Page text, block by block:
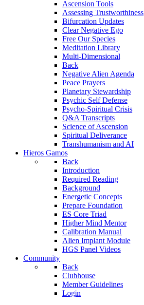
Ascension Tools
Assessing Trustworthiness
Bifurcation Updates
Clear Negative Ego
Free Our Species
Meditation Library
Multi-Dimensional
Back
Negative Alien Agenda
Peace Prayers
Planetary Stewardship
Psychic Self Defense
Psycho-Spiritual Crisis
Q&A Transcripts
Science of Ascension
Spiritual Deliverance
Transhumanism and AI
Hieros Gamos
Back
Introduction
Required Reading
Background
Energetic Concepts
Prepare Foundation
ES Core Triad
Higher Mind Mentor
Calibration Manual
Alien Implant Module
HGS Panel Videos
Community
Back
Clubhouse
Member Guidelines
Login